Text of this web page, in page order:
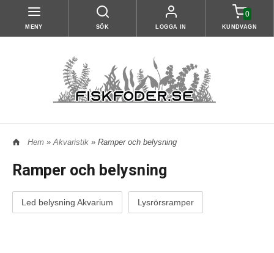
MENY SÖK LOGGA IN
0
KUNDVAGN
Hem » Akvaristik » Ramper och belysning
Ramper och belysning
Led belysning Akvarium Lysrörsramper